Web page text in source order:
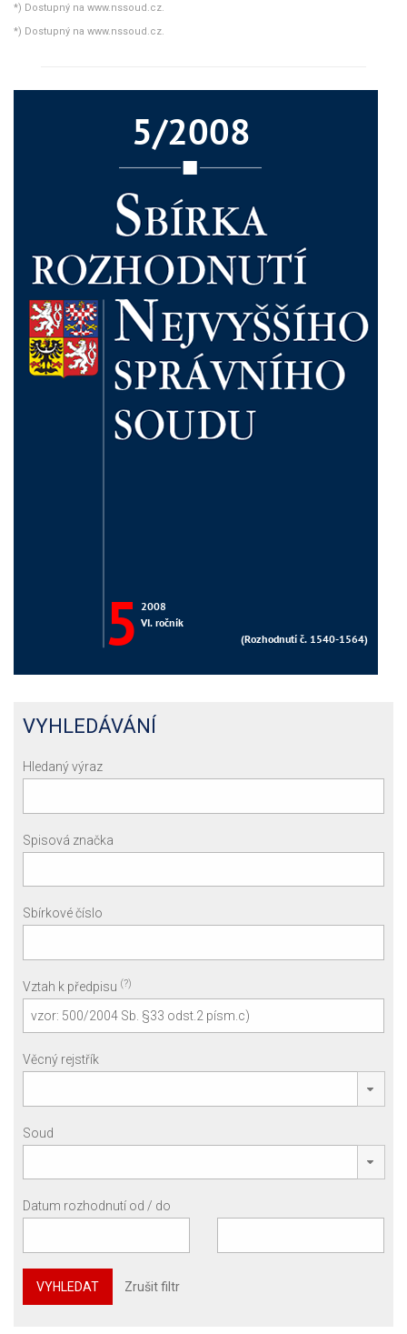
*) Dostupný na www.nssoud.cz.
*) Dostupný na www.nssoud.cz.
VYHLEDÁVÁNÍ
Hledaný výraz
Spisová značka
Sbírkové číslo
Vztah k předpisu (?)
Věcný rejstřík
Soud
Datum rozhodnutí od / do
VYHLEDAT Zrušit filtr